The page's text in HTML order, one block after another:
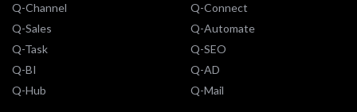
Q-Channel
Q-Sales
Q-Task
Q-BI
Q-Hub
Q-Connect
Q-Automate
Q-SEO
Q-AD
Q-Mail